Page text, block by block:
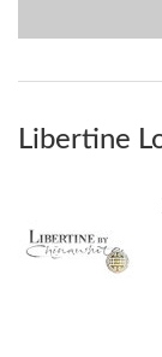
Libertine